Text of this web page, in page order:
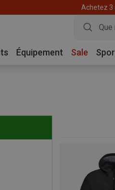
Achetez 3
Équipement Sale